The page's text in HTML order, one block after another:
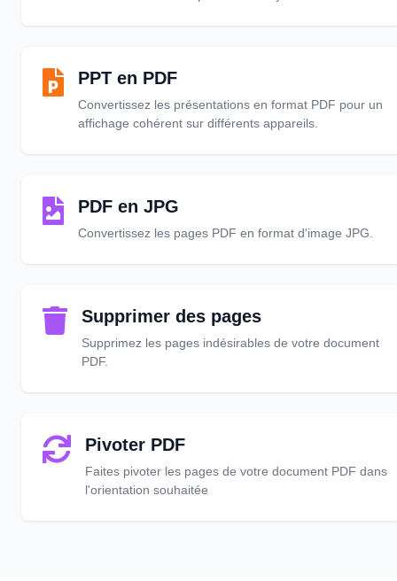
PPT en PDF
Convertissez les présentations en format PDF pour un
affichage cohérent sur différents appareils.
PDF en JPG
Convertissez les pages PDF en format d'image JPG.
Supprimer des pages
Supprimez les pages indésirables de votre document
PDF.
Pivoter PDF
Faites pivoter les pages de votre document PDF dans
l'orientation souhaitée